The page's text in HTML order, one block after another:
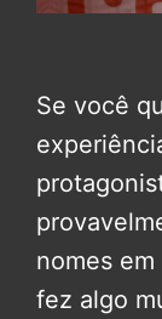
Se você
nomes
fez algo